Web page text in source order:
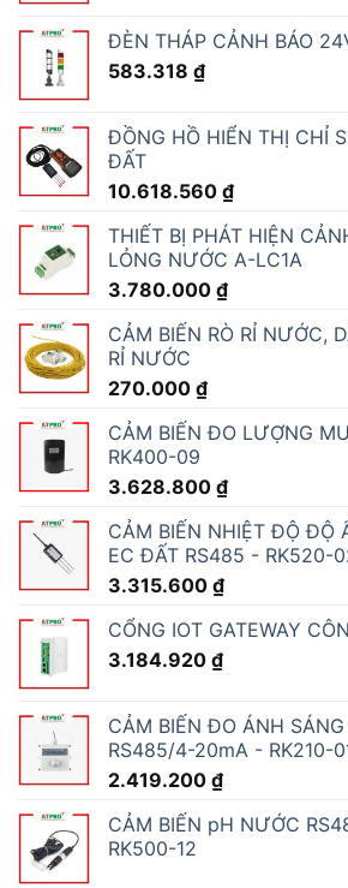
ĐÈN THÁP CẢNH BÁO
583.318 ₫
ĐỒNG HỒ HIỂN THỊ CHỈ
ĐẤT
10.618.560 ₫
THIẾT BỊ PHÁT HIỆN
LỎNG NƯỚC A-LC1A
3.780.000 ₫
CẢM BIẾN RÒ RỈ NƯỚC,
RỈ NƯỚC
270.000 ₫
CẢM BIẾN ĐO LƯỢNG
RK400-09
3.628.800 ₫
CẢM BIẾN NHIỆT ĐỘ ĐỘ
EC ĐẤT RS485 - RK520-
3.315.600 ₫
CỔNG IOT GATEWAY
3.184.920 ₫
CẢM BIẾN ĐO ÁNH SÁNG
RS485/4-20mA - RK210-
2.419.200 ₫
CẢM BIẾN pH NƯỚC
RK500-12